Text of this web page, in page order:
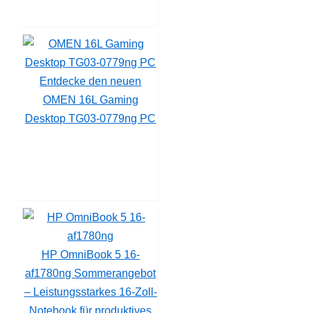
Entdecke den neuen
OMEN 16L Gaming
Desktop TG03-0779ng PC
HP OmniBook 5 16-
af1780ng Sommerangebot
– Leistungsstarkes 16-Zoll-
Notebook für produktives